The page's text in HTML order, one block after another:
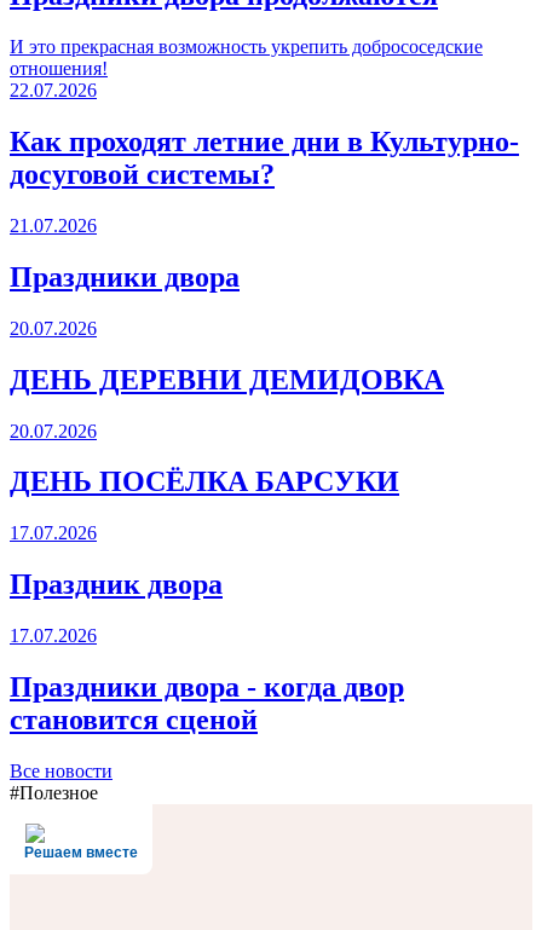
И это прекрасная возможность укрепить добрососедские
отношения!
22.07.2026
Как проходят летние дни в Культурно-
досуговой системы?
21.07.2026
Праздники двора
20.07.2026
ДЕНЬ ДЕРЕВНИ ДЕМИДОВКА
20.07.2026
ДЕНЬ ПОСЁЛКА БАРСУКИ
17.07.2026
Праздник двора
17.07.2026
Праздники двора - когда двор
становится сценой
Все новости
#Полезное
Решаем вместе